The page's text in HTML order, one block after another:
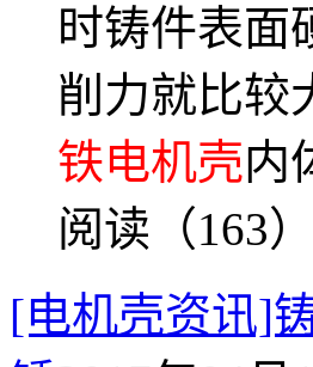
时铸件表面
削力就比较
铁电机壳内
阅读（163）
[电机壳资讯]